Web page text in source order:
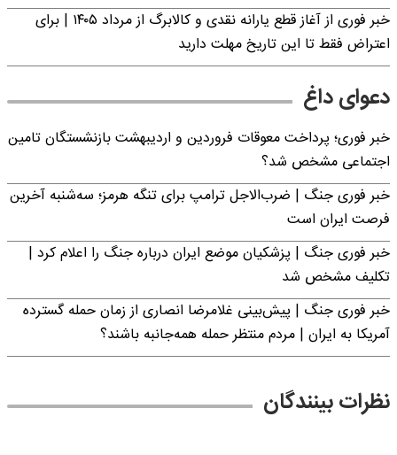
خبر فوری از آغاز قطع یارانه نقدی و کالابرگ از مرداد ۱۴۰۵ | برای
اعتراض فقط تا این تاریخ مهلت دارید
دعوای داغ
خبر فوری؛ پرداخت معوقات فروردین و اردیبهشت بازنشستگان تامین
اجتماعی مشخص شد؟
خبر فوری جنگ | ضرب‌الاجل ترامپ برای تنگه هرمز؛ سه‌شنبه آخرین
فرصت ایران است
خبر فوری جنگ | پزشکیان موضع ایران درباره جنگ را اعلام کرد |
تکلیف مشخص شد
خبر فوری جنگ | پیش‌بینی غلامرضا انصاری از زمان حمله گسترده
آمریکا به ایران | مردم منتظر حمله همه‌جانبه باشند؟
نظرات بینندگان